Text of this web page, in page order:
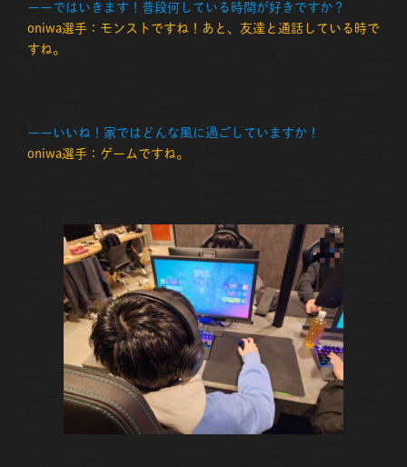
ーーではいきます！普段何している時間が好きですか？
oniwa選手：モンストですね！あと、友達と通話している時で
すね。
ーーいいね！家ではどんな風に過ごしていますか！
oniwa選手：ゲームですね。